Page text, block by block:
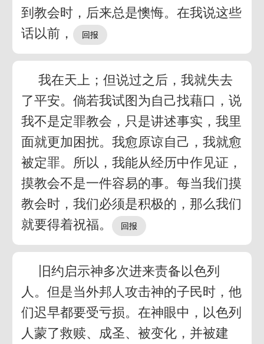
到教会时，后来总是懊悔。在我说这些
话以前，
我在天上；但说过之后，我就失去
了平安。倘若我试图为自己找藉口，说
我不是定罪教会，只是讲述事实，我里
面就更加困扰。我愈原谅自己，我就愈
被定罪。所以，我能从经历中作见证，
摸教会不是一件容易的事。每当我们摸
教会时，我们必须是积极的，那么我们
就要得着祝福。
旧约启示神多次进来责备以色列
人。但是当外邦人攻击神的子民时，他
们迟早都要受亏损。在神眼中，以色列
人蒙了救赎、成圣、被变化，并被建